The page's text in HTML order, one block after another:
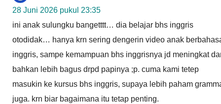
28 Juni 2026 pukul 23:35
ini anak sulungku bangetttt… dia belajar bhs inggris
otodidak… hanya krn sering dengerin video anak
inggris, sampe kemampuan bhs inggrisnya jd meningkat
bahkan lebih bagus drpd papinya ;p. cuma kami tetep
masukin ke kursus bhs inggris, supaya lebih paham
juga. krn biar bagaimana itu tetap penting.